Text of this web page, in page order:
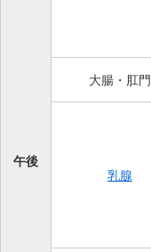
午後
大腸・肛門
乳腺